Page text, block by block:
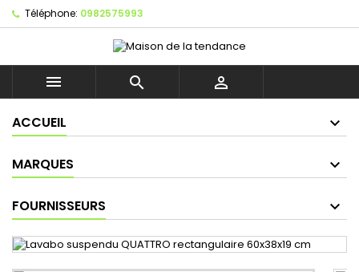
Téléphone: 0982575993
  
ACCUEIL
MARQUES
FOURNISSEURS